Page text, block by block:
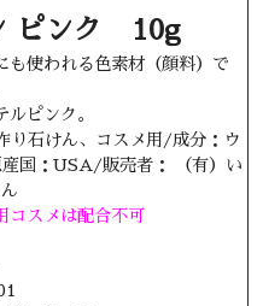
ピンク 10g
も使われる色素材（顔料）で
ルピンク。
石けん、コスメ用/成分：ウ
国：USA/販売者： （有）い
コスメは配合不可